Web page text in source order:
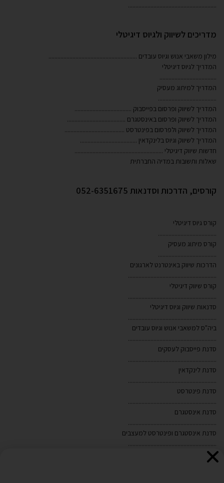
...........................................................
מדריכים לשיווק ולגיוס דיגיטלי
מילון משאבי אנוש וגיוס עובדים ...........................................................
המדריך לגיוס דיגיטלי
......................................
המדריך למיתוג מעסיק
.......................................
המדריך לשיווק ופרסום בפייסבוק ......................................
המדריך לשיווק ופרסום באינסטגרם .......................................
המדריך לשיווק ולפרסום בפינטרסט ........................................
המדריך לשיווק וגיוס בלינקדאין ......................................
חדשות שיווק דיגיטלי ...........................................................
שאלות ותשובות במדיה החברתית
קורסים, הדרכות וסדנאות 052-6351675
קורס גיוס דיגיטלי
.......................................
קורס מיתוג מעסיק
.......................................
הדרכות שיווק באינטרנט לארגונים
...........................................................
קורס שיווק דיגיטלי
...........................................................
סדנאות שיווק וגיוס דיגיטלי
...........................................................
ביה"ס למשאבי אנוש וגיוס עובדים
...........................................................
סדנת פייסבוק לעסקים
...........................................................
סדנת לינקדאין
...........................................................
סדנת פינטרסט
...........................................................
סדנת אינסטגרם
...........................................................
סדנת אינסטגרם ופינטרסט למעצבים
...........................................................
מפת האתר
חוויית הגלישה והתאמת תכנים ופרסומים. בלחיצה על "אישור"
ובהמשך השימוש באתר, אתם מסכימים לשימוש כאמור. לקריאת
מדיניות הפרטיות ומדיניות ה-Cookies